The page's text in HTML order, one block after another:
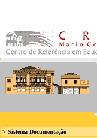
> Sistema Documentação